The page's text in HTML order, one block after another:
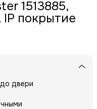
1513885,
покрытие
двери